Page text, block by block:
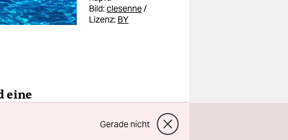
Bild:clesenne/
Lizenz: BY
eine
Gerade nicht